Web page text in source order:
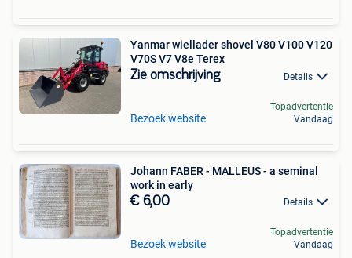
Yanmar wiellader shovel V80 V100 V120
V70S V7 V8e Terex
Zie omschrijving Details
Bezoek website
Topadvertentie
Vandaag
Johann FABER - MALLEUS - a seminal
work in early
€ 6,00 Details
Bezoek website
Topadvertentie
Vandaag